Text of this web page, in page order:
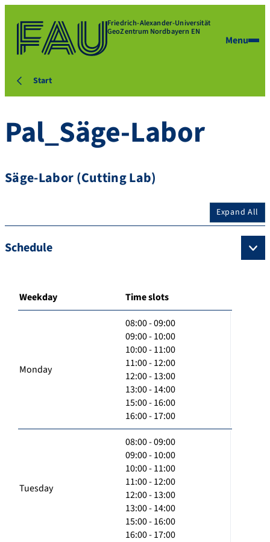
Friedrich-Alexander-Universität
GeoZentrum Nordbayern EN
Menu
Start
Pal_Säge-Labor
Säge-Labor (Cutting Lab)
Expand All
Schedule
Weekday Time slots
Monday
08:00 - 09:00
09:00 - 10:00
10:00 - 11:00
11:00 - 12:00
12:00 - 13:00
13:00 - 14:00
15:00 - 16:00
16:00 - 17:00
Tuesday
08:00 - 09:00
09:00 - 10:00
10:00 - 11:00
11:00 - 12:00
12:00 - 13:00
13:00 - 14:00
15:00 - 16:00
16:00 - 17:00